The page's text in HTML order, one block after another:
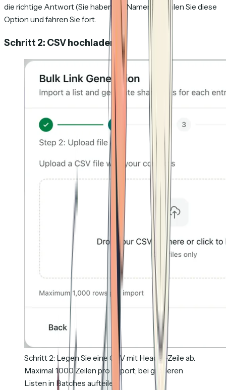
die richtige Antwort (Sie haben die Namen). Wählen Sie diese
Option und fahren Sie fort.
Schritt 2: CSV hochladen
Schritt 2: Legen Sie eine CSV mit Header-Zeile ab.
Maximal 1.000 Zeilen pro Import; bei größeren
Listen in Batches aufteilen.